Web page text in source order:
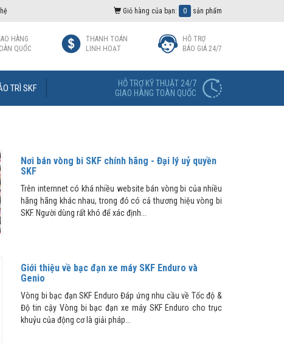
Giỏ hàng của bạn: 0 sản phẩm
HÀNG
QUỐC
THANH TOÁN
LINH HOẠT
HỖ TRỢ
BÁO GIÁ 24/7
TRÌ SKF
HỖ TRỢ KỸ THUẬT 24/7
GIAO HÀNG TOÀN QUỐC
Nơi bán vòng bi SKF chính hãng - Đại lý uỷ quyền
SKF
Trên internnet có khá nhiều website bán vòng bi của nhiều
hãng hãng khác nhau, trong đó có cả thương hiệu vòng bi
SKF. Người dùng rất khó để xác định...
Giới thiệu về bạc đạn xe máy SKF Enduro và
Genio
Vòng bi bạc đạn SKF Enduro Đáp ứng nhu cầu về Tốc độ &
Độ tin cậy Vòng bi bạc đạn xe máy SKF Enduro cho trục
khuỷu của động cơ là giải pháp...